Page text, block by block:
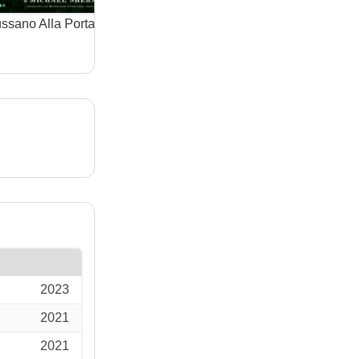
Alla Porta
2023
2021
2021